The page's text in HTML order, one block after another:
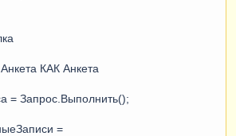
КАК Анкета
= Запрос.Выполнить();
=